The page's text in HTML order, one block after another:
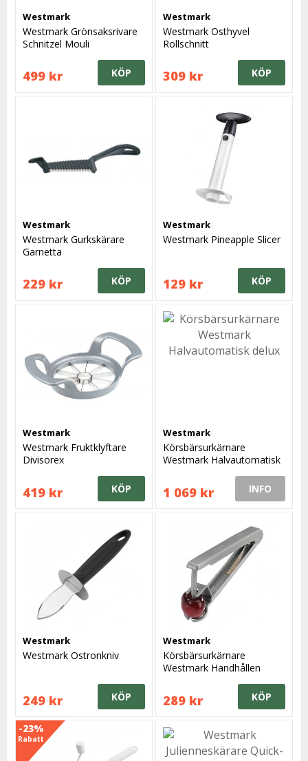
Westmark
Westmark Grönsaksrivare
Schnitzel Mouli
499 kr KÖP
Westmark
Westmark Osthyvel
Rollschnitt
309 kr KÖP
Westmark
Westmark Gurkskärare
Garnetta
229 kr KÖP
Westmark
Westmark Pineapple Slicer
129 kr KÖP
Westmark
Westmark Fruktklyftare
Divisorex
419 kr KÖP
Westmark
Körsbärsurkärnare
Westmark Halvautomatisk
1 069 kr INFO
Westmark
Westmark Ostronkniv
249 kr KÖP
Westmark
Körsbärsurkärnare
Westmark Handhållen
289 kr KÖP
-23%
Rabatt